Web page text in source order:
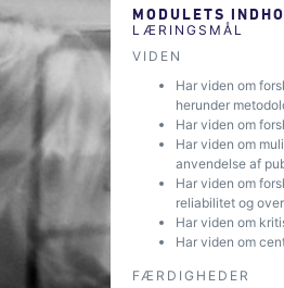
MODULETS
LÆRINGSMÅL
VIDEN
Har viden om
herunder
Har viden om
Har viden om
anvendelse af
Har viden om
reliabilitet og
Har viden om
Har viden om
FÆRDIGHEDER